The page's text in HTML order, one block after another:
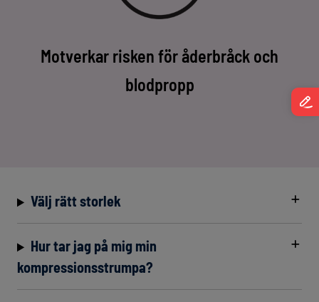
Motverkar risken för åderbråck och
blodpropp
Välj rätt storlek
Hur tar jag på mig min
kompressionsstrumpa?